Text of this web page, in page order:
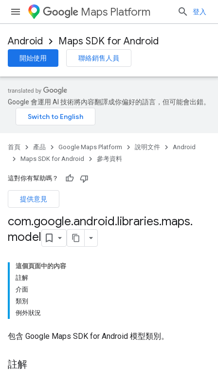
Maps Platform 登入
Android Maps SDK for Android
開始使用 聯絡銷售人員
Google 會運用 AI 技術將內容翻譯成你偏好的語言，但可能會出錯。
首頁 產品 Google Maps Platform 說明文件
Android
Maps SDK for Android
參考資料
這對你有幫助嗎？
提供意見
com.google.android.libraries.maps.
model
這個頁面中的內容
註解
介面
類別
例外狀況
包含 Google Maps SDK for Android 模型類別。
註解